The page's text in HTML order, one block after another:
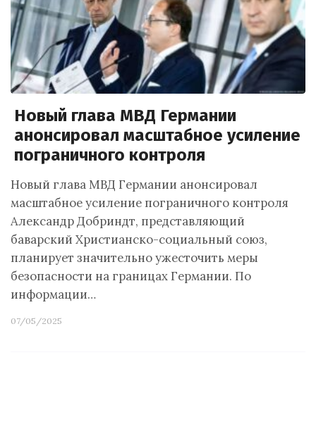
Новый глава МВД Германии
анонсировал масштабное усиление
пограничного контроля
Новый глава МВД Германии анонсировал
масштабное усиление пограничного контроля
Александр Добриндт, представляющий
баварский Христианско-социальный союз,
планирует значительно ужесточить меры
безопасности на границах Германии. По
информации…
07/05/2025